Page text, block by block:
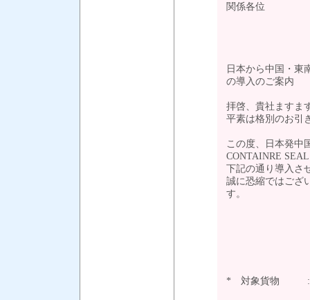
関係各位
日本から中国・東
の導入のご案内
拝啓、貴社ますま
平素は格別のお引
この度、日本発中
CONTAINRE
下記の通り導入さ
誠に恐縮ではござ
す。
* 対象貨物 : 日